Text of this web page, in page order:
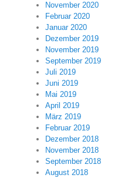
November 2020
Februar 2020
Januar 2020
Dezember 2019
November 2019
September 2019
Juli 2019
Juni 2019
Mai 2019
April 2019
März 2019
Februar 2019
Dezember 2018
November 2018
September 2018
August 2018